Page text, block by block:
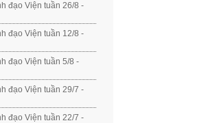
đạo Viện tuần 26/8 -
đạo Viện tuần 12/8 -
đạo Viện tuần 5/8 -
đạo Viện tuần 29/7 -
đạo Viện tuần 22/7 -